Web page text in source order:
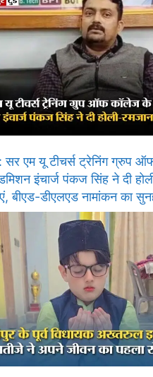
सर एम यू टीचर्स ट्रेनिंग ग्रुप
इंचार्ज पंकज सिंह ने दी
बीएड-डीएलएड नामांकन का